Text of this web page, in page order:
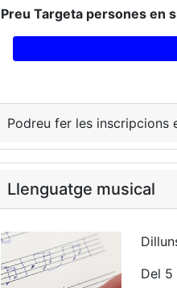
Preu Targeta persones en
Podreu fer les
Llenguatge musical
Del